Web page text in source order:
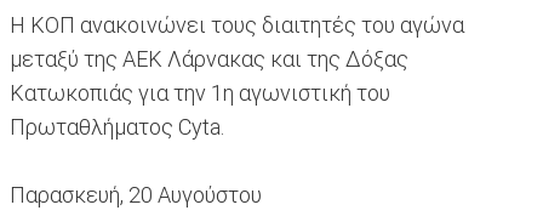
Η ΚΟΠ ανακοινώνει τους διαιτητές του αγώνα
μεταξύ της ΑΕΚ Λάρνακας και της Δόξας
Κατωκοπιάς για την 1η αγωνιστική του
Πρωταθλήματος Cyta.
Παρασκευή, 20 Αυγούστου